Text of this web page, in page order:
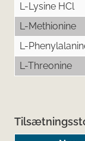
L-Lysine HCl
L-Methionine
L-
L-Threonine